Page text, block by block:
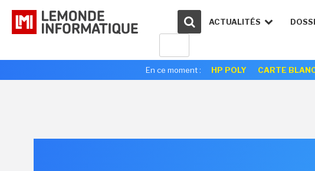
ACTUALITÉS
En ce moment : HP POLY CARTE